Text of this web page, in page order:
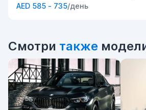
AED 585 - 735/день
Смотри также